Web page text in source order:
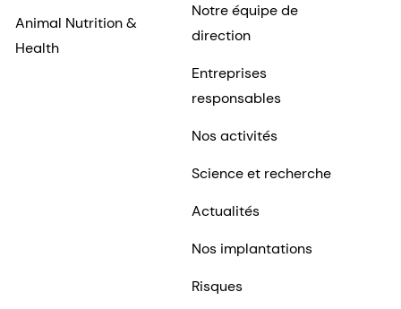
Animal Nutrition &
Health
Notre équipe de
direction
Entreprises
responsables
Nos activités
Science et recherche
Actualités
Nos implantations
Risques